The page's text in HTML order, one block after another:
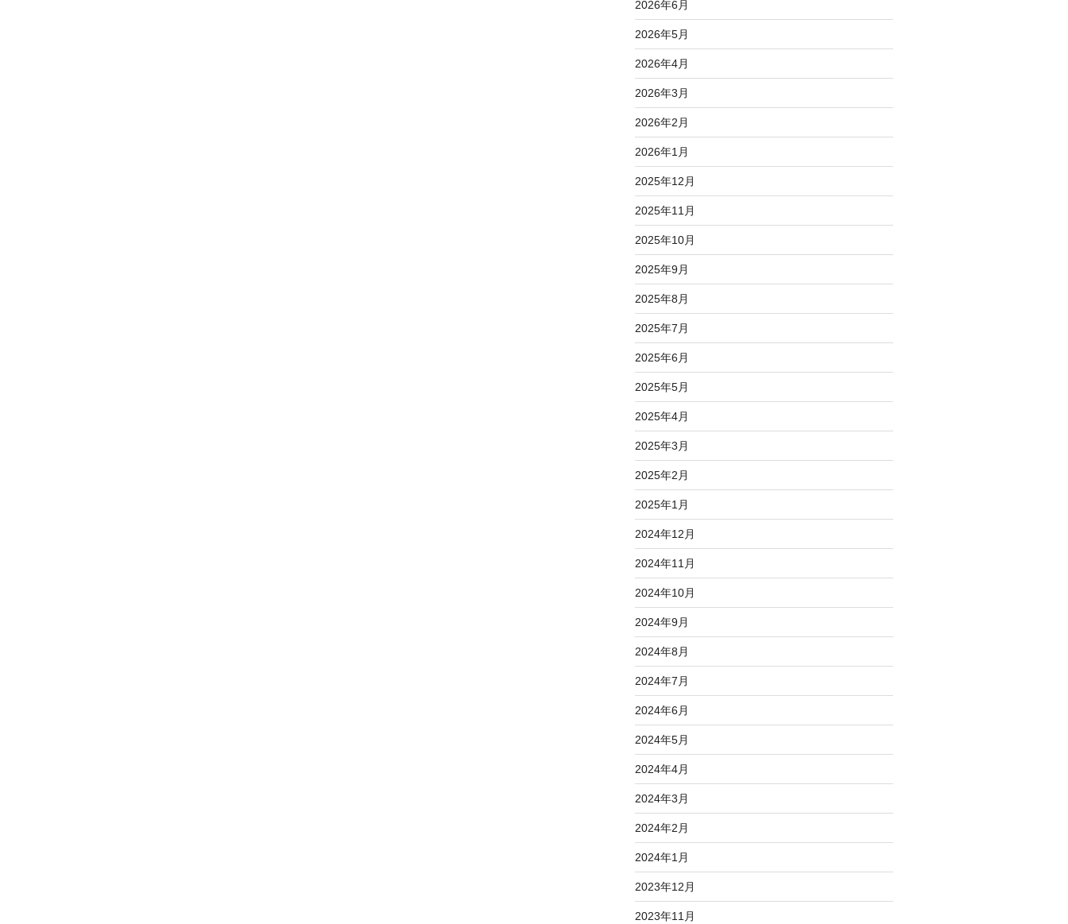
2026年6月
2026年5月
2026年4月
2026年3月
2026年2月
2026年1月
2025年12月
2025年11月
2025年10月
2025年9月
2025年8月
2025年7月
2025年6月
2025年5月
2025年4月
2025年3月
2025年2月
2025年1月
2024年12月
2024年11月
2024年10月
2024年9月
2024年8月
2024年7月
2024年6月
2024年5月
2024年4月
2024年3月
2024年2月
2024年1月
2023年12月
2023年11月